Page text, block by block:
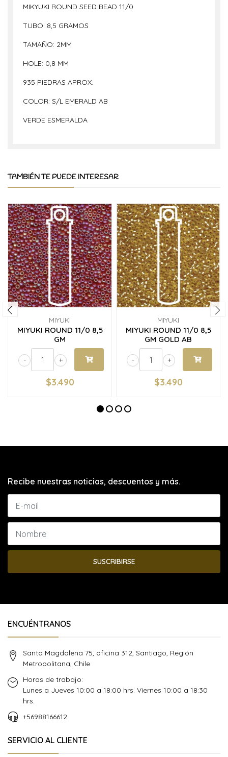
MIKYUKI ROUND SEED BEAD 11/0
TUBO: 8,5 GRAMOS
TAMAÑO: 2MM
HOLE: 0,8 MM
935 PIEDRAS APROX.
COLOR: S/L EMERALD AB
VERDE ESMERALDA
TAMBIÉN TE PUEDE INTERESAR
MIYUKI
MIYUKI ROUND 11/0 8,5
GM
+
-
$3.490
MIYUKI
MIYUKI ROUND 11/0 8,5
GM GOLD AB
+
-
$3.490
Recibe nuestras noticias, descuentos y más.
SUSCRIBIRSE
ENCUÉNTRANOS
Santa Magdalena 75, oficina 312, Santiago, Región
Metropolitana, Chile
Horas de trabajo:
Lunes a Jueves 10:00 a 18:00 hrs. Viernes 10:00 a 18:30
hrs.
+56988166612
SERVICIO AL CLIENTE